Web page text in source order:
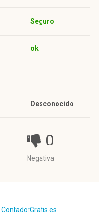
Seguro
ok
Desconocido
0
Negativa
ContadorGratis.es